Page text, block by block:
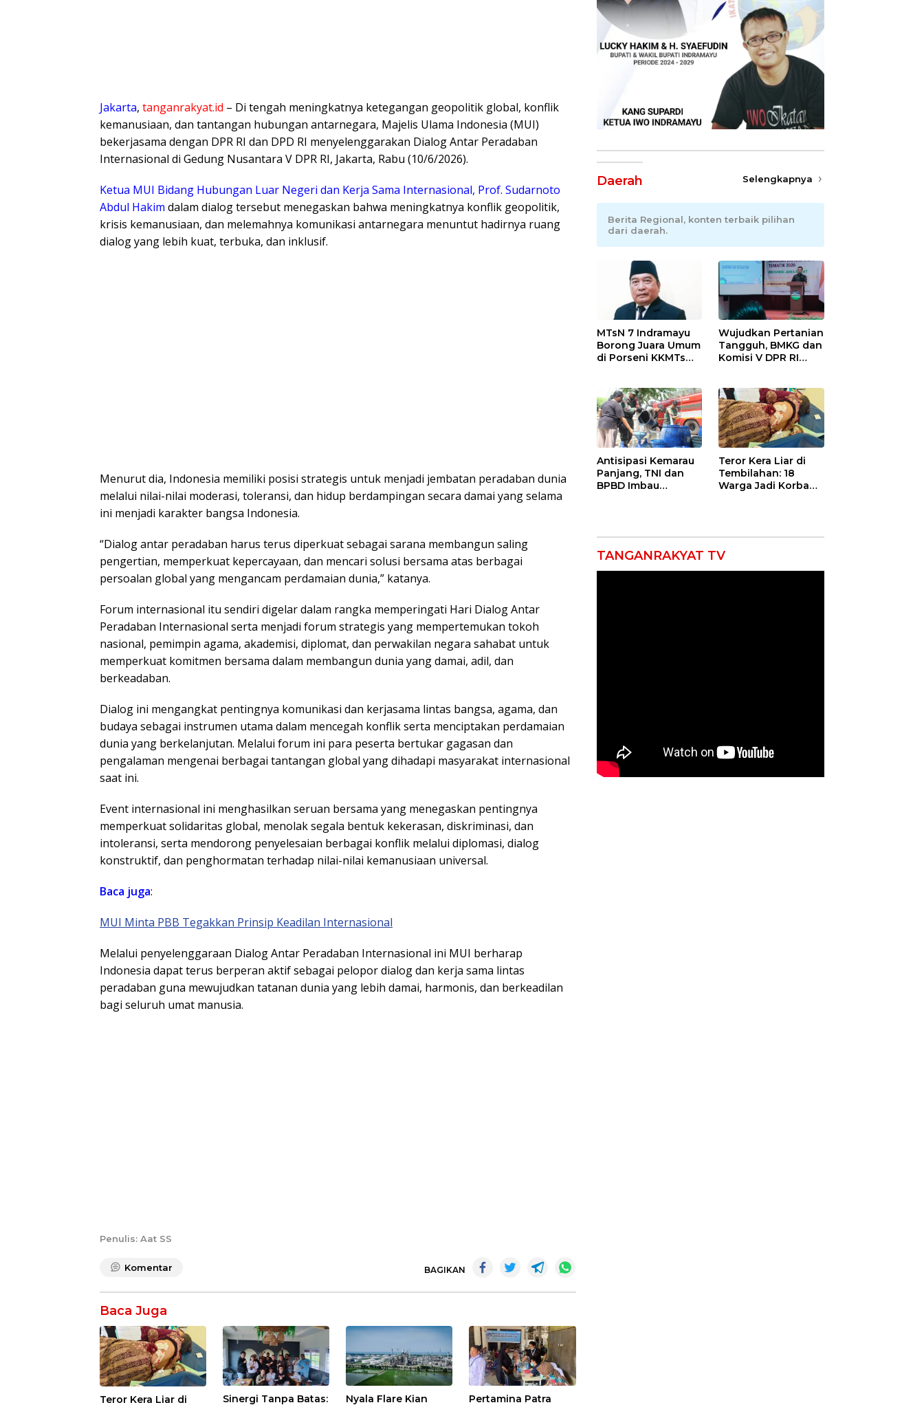
Jakarta, tanganrakyat.id – Di tengah meningkatnya ketegangan geopolitik global, konflik
kemanusiaan, dan tantangan hubungan antarnegara, Majelis Ulama Indonesia (MUI)
bekerjasama dengan DPR RI dan DPD RI menyelenggarakan Dialog Antar Peradaban
Internasional di Gedung Nusantara V DPR RI, Jakarta, Rabu (10/6/2026).
Ketua MUI Bidang Hubungan Luar Negeri dan Kerja Sama Internasional, Prof. Sudarnoto
Abdul Hakim dalam dialog tersebut menegaskan bahwa meningkatnya konflik geopolitik,
krisis kemanusiaan, dan melemahnya komunikasi antarnegara menuntut hadirnya ruang
dialog yang lebih kuat, terbuka, dan inklusif.
Menurut dia, Indonesia memiliki posisi strategis untuk menjadi jembatan peradaban dunia
melalui nilai-nilai moderasi, toleransi, dan hidup berdampingan secara damai yang selama
ini menjadi karakter bangsa Indonesia.
“Dialog antar peradaban harus terus diperkuat sebagai sarana membangun saling
pengertian, memperkuat kepercayaan, dan mencari solusi bersama atas berbagai
persoalan global yang mengancam perdamaian dunia,” katanya.
Forum internasional itu sendiri digelar dalam rangka memperingati Hari Dialog Antar
Peradaban Internasional serta menjadi forum strategis yang mempertemukan tokoh
nasional, pemimpin agama, akademisi, diplomat, dan perwakilan negara sahabat untuk
memperkuat komitmen bersama dalam membangun dunia yang damai, adil, dan
berkeadaban.
Dialog ini mengangkat pentingnya komunikasi dan kerjasama lintas bangsa, agama, dan
budaya sebagai instrumen utama dalam mencegah konflik serta menciptakan perdamaian
dunia yang berkelanjutan. Melalui forum ini para peserta bertukar gagasan dan
pengalaman mengenai berbagai tantangan global yang dihadapi masyarakat internasional
saat ini.
Event internasional ini menghasilkan seruan bersama yang menegaskan pentingnya
memperkuat solidaritas global, menolak segala bentuk kekerasan, diskriminasi, dan
intoleransi, serta mendorong penyelesaian berbagai konflik melalui diplomasi, dialog
konstruktif, dan penghormatan terhadap nilai-nilai kemanusiaan universal.
Baca juga:
MUI Minta PBB Tegakkan Prinsip Keadilan Internasional
Melalui penyelenggaraan Dialog Antar Peradaban Internasional ini MUI berharap
Indonesia dapat terus berperan aktif sebagai pelopor dialog dan kerja sama lintas
peradaban guna mewujudkan tatanan dunia yang lebih damai, harmonis, dan berkeadilan
bagi seluruh umat manusia.
Penulis: Aat SS
Komentar BAGIKAN
Baca Juga
Teror Kera Liar di Sinergi Tanpa Batas: Nyala Flare Kian Pertamina Patra
Daerah Selengkapnya
Berita Regional, konten terbaik pilihan
dari daerah.
MTsN 7 Indramayu
Borong Juara Umum
di Porseni KKMTs
Wujudkan Pertanian
Tangguh, BMKG dan
Komisi V DPR RI
Sekolah Lapang
Iklim
Antisipasi Kemarau
Panjang, TNI dan
BPBD Imbau
Teror Kera Liar di
Tembilahan: 18
Warga Jadi Korban
TANGANRAKYAT TV